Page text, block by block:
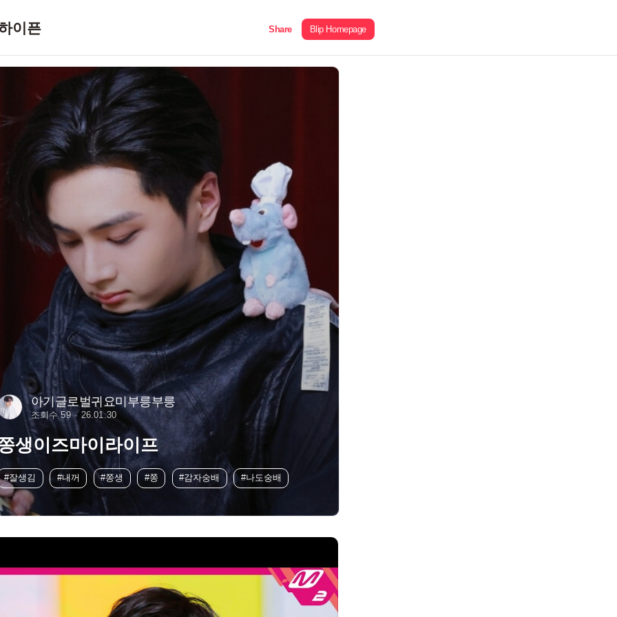
이픈 Share Blip Homepage
아기글로벌귀요미부릉부릉
조회수 59 26.01.30
생이즈마이라이프
#잘생김 #내꺼 #쫑생 #쫑 #감자숭배 #나도숭배